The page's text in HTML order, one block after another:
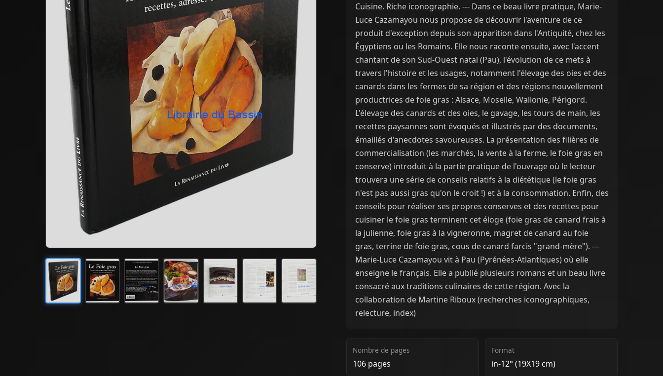
Cuisine. Riche iconographie. --- Dans ce beau livre pratique, Marie-
Luce Cazamayou nous propose de découvrir l'aventure de ce
produit d'exception depuis son apparition dans l'Antiquité, chez les
Égyptiens ou les Romains. Elle nous raconte ensuite, avec l'accent
chantant de son Sud-Ouest natal (Pau), l'évolution de ce mets à
travers l'histoire et les usages, notamment l'élevage des oies et des
canards dans les fermes de sa région et des régions nouvellement
productrices de foie gras : Alsace, Moselle, Wallonie, Périgord.
L'élevage des canards et des oies, le gavage, les tours de main, les
recettes paysannes sont évoqués et illustrés par des documents,
émaillés d'anecdotes savoureuses. La présentation des filières de
commercialisation (les marchés, la vente à la ferme, le foie gras en
conserve) introduit à la partie pratique de l'ouvrage où le lecteur
trouvera une série de conseils relatifs à la diététique (le foie gras
n'est pas aussi gras qu'on le croit !) et à la consommation. Enfin, des
conseils pour réaliser ses propres conserves et des recettes pour
cuisiner le foie gras terminent cet éloge (foie gras de canard frais à
la julienne, foie gras à la vigneronne, magret de canard au foie
gras, terrine de foie gras, cous de canard farcis "grand-mère"). ---
Marie-Luce Cazamayou vit à Pau (Pyrénées-Atlantiques) où elle
enseigne le français. Elle a publié plusieurs romans et un beau livre
consacré aux traditions culinaires de cette région. Avec la
collaboration de Martine Riboux (recherches iconographiques,
relecture, index)
Nombre de pages
106 pages
Format
in-12° (19X19 cm)